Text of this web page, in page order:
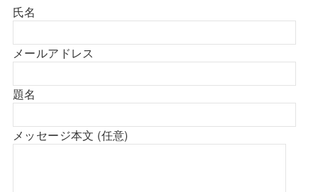
氏名
メールアドレス
題名
メッセージ本文 (任意)